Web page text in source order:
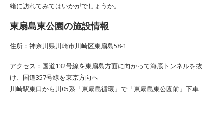
緒に訪れてみてはいかがでしょうか。
東扇島東公園の施設情報
住所：神奈川県川崎市川崎区東扇島58-1
アクセス：国道132号線を東扇島方面に向かって海底トンネルを抜
け、国道357号線を東京方向へ
川崎駅東口から川05系「東扇島循環」で「東扇島東公園前」下車